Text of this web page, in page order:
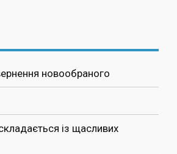
новообраного
із щасливих